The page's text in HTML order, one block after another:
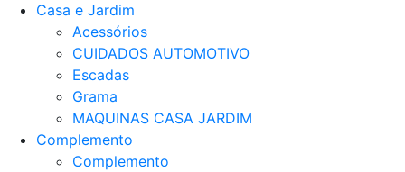
Casa e Jardim
Acessórios
CUIDADOS AUTOMOTIVO
Escadas
Grama
MAQUINAS CASA JARDIM
Complemento
Complemento